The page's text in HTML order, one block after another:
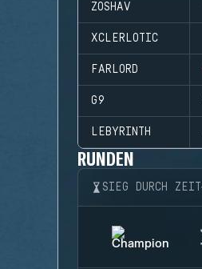
ZOSHAV
XCLERLOTIC
FARLORD
G9
LEBYRINTH
RUNDEN
SIEG DURCH ZEIT